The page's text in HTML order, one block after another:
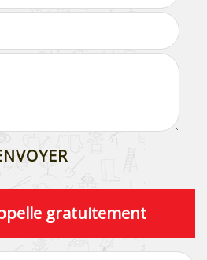
gratuitement